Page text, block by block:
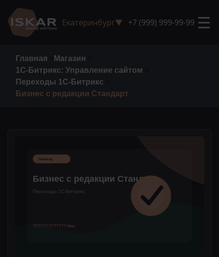
Екатеринбург▼ +7 (999) 999-99-99 ☰
Главная Магазин
1С-Битрикс: Управление сайтом
Переходы 1С-Битрикс
Бизнес с редакции Стандарт